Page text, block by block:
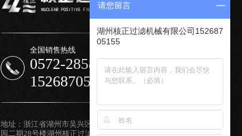
全国销售热线
0572-2858121
15268705155
地址：浙江省湖州市吴兴区树庄路中小微企业智能制造产业
园二期28号楼湖州核正过滤机械有限公司
请您留言
湖州核正过滤机械有限公司152687
05155